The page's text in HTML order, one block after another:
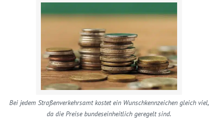
Bei jedem Straßenverkehrsamt kostet ein Wunschkennzeichen gleich viel,
da die Preise bundeseinheitlich geregelt sind.